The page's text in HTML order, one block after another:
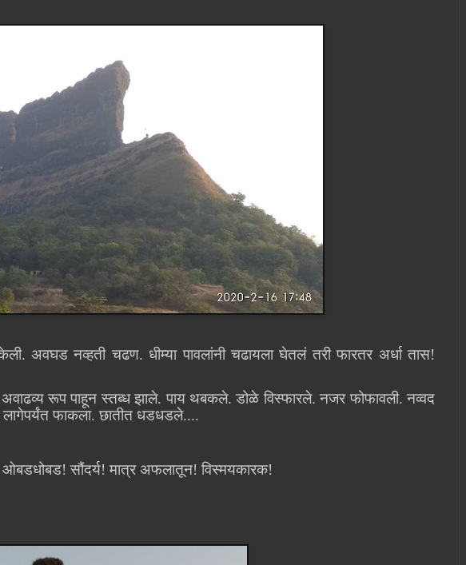
अवघड नव्हती चढण. धीम्या पावलांनी चढायला घेतलं तरी फारतर अर्धा तास!
रूप पाहून स्तब्ध झाले. पाय थबकले. डोळे विस्फारले. नजर फोफावली. नव्वद
फाकला. छातीत धडधडले....
सौंदर्य! मात्र अफलातून! विस्मयकारक!